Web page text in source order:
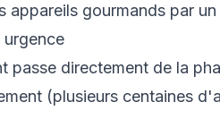
appareils gourmands par un
directement de la
(plusieurs centaines